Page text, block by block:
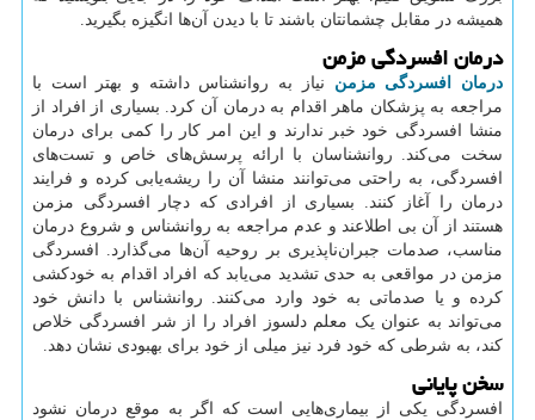
همیشه در مقابل چشمانتان باشند تا با دیدن آن‌ها انگیزه بگیرید.
درمان افسردگی مزمن
درمان افسردگی مزمن نیاز به روانشناس داشته و بهتر است با
مراجعه به پزشکان ماهر اقدام به درمان آن کرد. بسیاری از افراد از
منشا افسردگی خود خبر ندارند و این امر کار را کمی برای درمان
سخت می‌کند. روانشناسان با ارائه پرسش‌های خاص و تست‌های
افسردگی، به راحتی می‌توانند منشا آن را ریشه‌یابی کرده و فرایند
درمان را آغاز کنند. بسیاری از افرادی که دچار افسردگی مزمن
هستند از آن بی اطلاعند و عدم مراجعه به روانشناس و شروع درمان
مناسب، صدمات جبران‌ناپذیری بر روحیه آن‌ها می‌گذارد. افسردگی
مزمن در مواقعی به حدی تشدید می‌یابد که افراد اقدام به خودکشی
کرده و یا صدماتی به خود وارد می‌کنند. روانشناس با دانش خود
می‌تواند به عنوان یک معلم دلسوز افراد را از شر افسردگی خلاص
کند، به شرطی که خود فرد نیز میلی از خود برای بهبودی نشان دهد.
سخن پایانی
افسردگی یکی از بیماری‌هایی است که اگر به موقع درمان نشود